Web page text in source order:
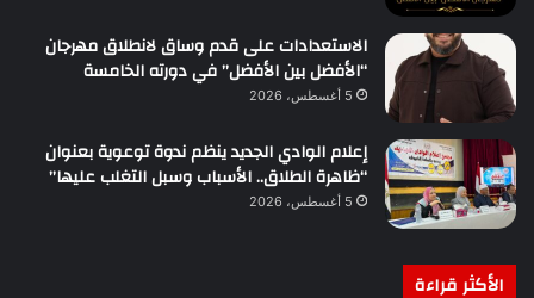
الاستعدادات على قدم وساق لانطلاق مهرجان
“الأفضل بين الأفضل” في دورته الخامسة
5 أغسطس، 2026
إعلام الوادي الجديد ينظم ندوة توعوية بعنوان
“ظاهرة الطلاق.. الأسباب وسبل التغلب عليها”
5 أغسطس، 2026
الأكثر قراءة